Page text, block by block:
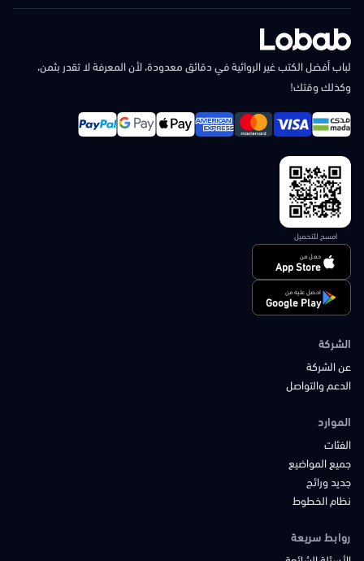
لباب أفضل الكتب غير الروائية في دقائق معدودة، لأن المعرفة لا تقدر بثمن،
وكذلك وقتك!
امسح للتحميل
حمل من
App Store
احصل عليه من
Google Play
الشركة
عن الشركة
الدعم والتواصل
الموارد
الفئات
جميع المواضيع
جديد ورائج
نظام الخطوط
روابط سريعة